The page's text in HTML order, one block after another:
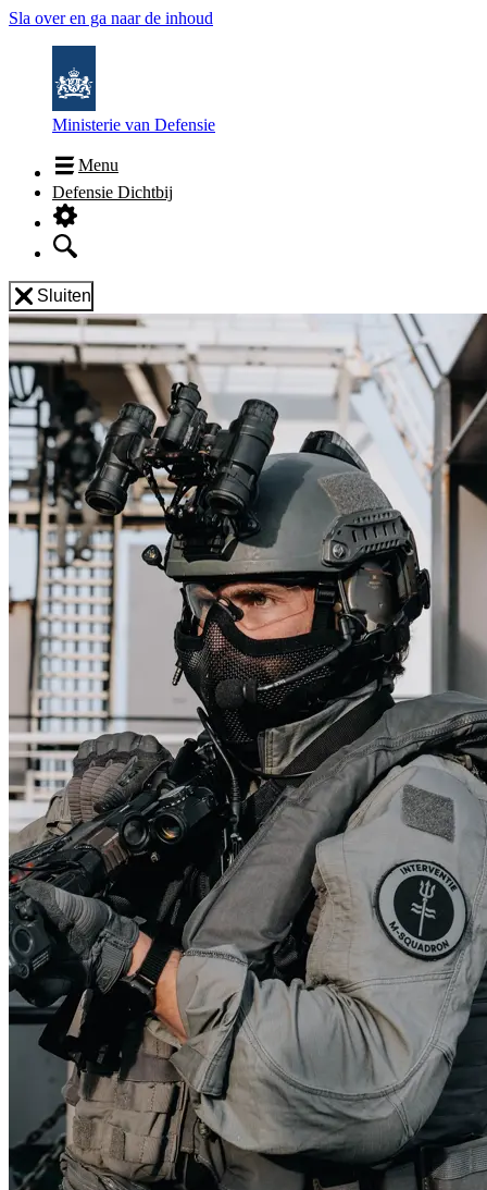
Sla over en ga naar de inhoud
Ministerie van Defensie
Menu
Defensie Dichtbij
Sluiten